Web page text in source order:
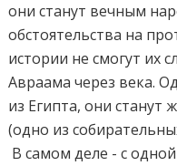
они станут вечным
обстоятельства на
истории не смогут их
Авраама через века.
из Египта, они
(одно из
В самом деле - с